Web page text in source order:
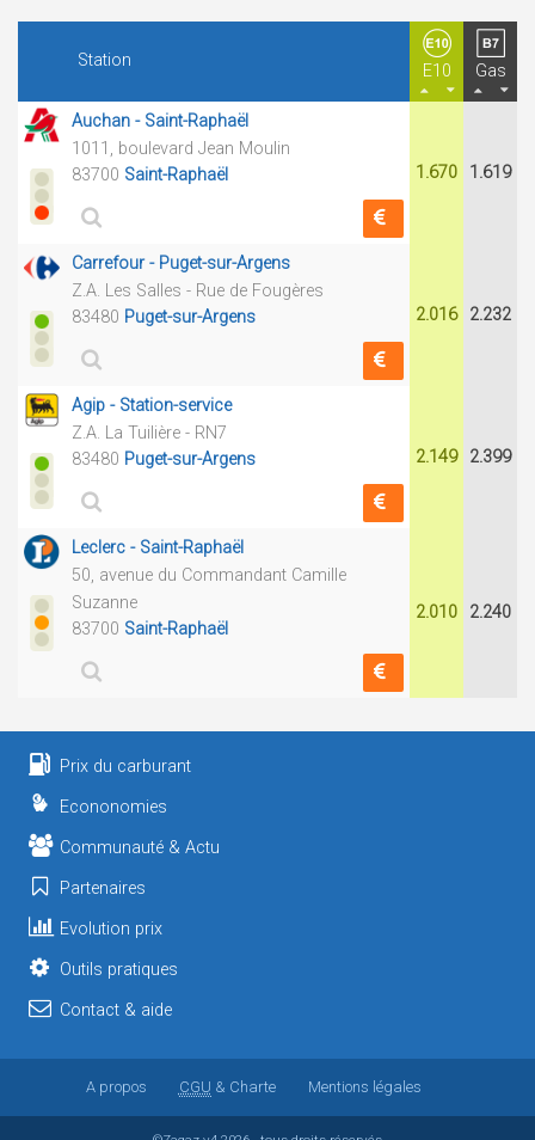
Station
E10 Gas
Auchan - Saint-Raphaël
1011, boulevard Jean Moulin
83700 Saint-Raphaël 1.670 1.619
Carrefour - Puget-sur-Argens
Z.A. Les Salles - Rue de Fougères
83480 Puget-sur-Argens 2.016 2.232
Agip - Station-service
Z.A. La Tuilière - RN7
83480 Puget-sur-Argens 2.149 2.399
Leclerc - Saint-Raphaël
50, avenue du Commandant Camille
Suzanne
83700 Saint-Raphaël
2.010 2.240
Prix du carburant
Econonomies
Communauté & Actu
Partenaires
Evolution prix
Outils pratiques
Contact & aide
A propos CGU & Charte Mentions légales